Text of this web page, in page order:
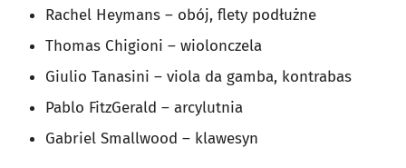
Rachel Heymans – obój, flety podłużne
Thomas Chigioni – wiolonczela
Giulio Tanasini – viola da gamba, kontrabas
Pablo FitzGerald – arcylutnia
Gabriel Smallwood – klawesyn